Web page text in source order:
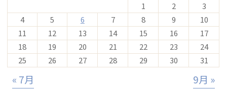
1 2
3
4
5 6 7 8 9
10
11
12 13 14 15 16
17
18
19 20 21 22 23
24
25
26 27 28 29 30 31
« 7月 9月 »